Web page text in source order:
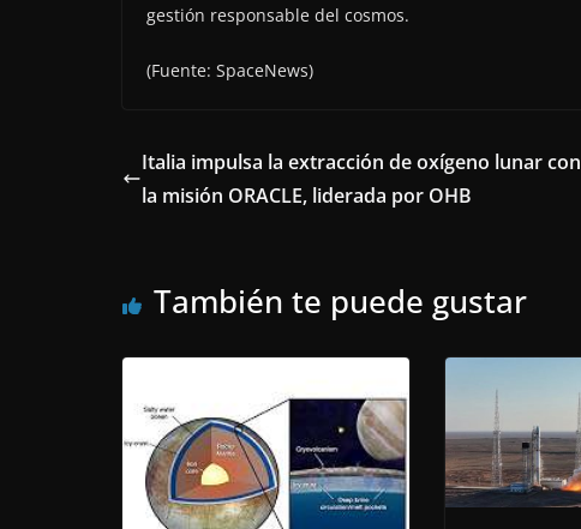
gestión responsable del cosmos.
(Fuente: SpaceNews)
Italia impulsa la extracción de oxígeno lunar con
la misión ORACLE, liderada por OHB
También te puede gustar